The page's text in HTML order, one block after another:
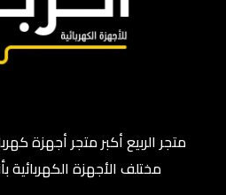
متجر الربيع أكبر متجر أجهزة
مختلف الأجهزة